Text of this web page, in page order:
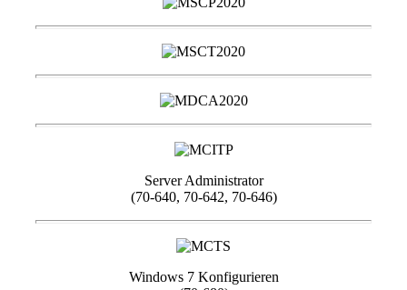
Server Administrator
(70-640, 70-642, 70-646)
Windows 7 Konfigurieren